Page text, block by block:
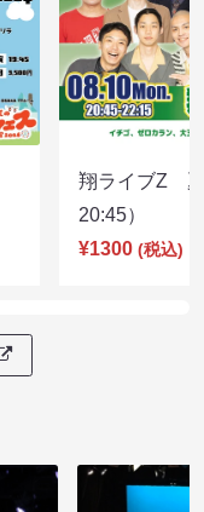
翔ライブZ
20:45）
¥1300 (税込)